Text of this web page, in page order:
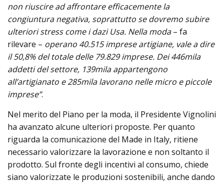
non riuscire ad affrontare efficacemente la
congiuntura negativa, soprattutto se dovremo subire
ulteriori stress come i dazi Usa. Nella moda– fa
rilevare – operano 40.515 imprese artigiane, vale a dire
il 50,8% del totale delle 79.829 imprese. Dei 446mila
addetti del settore, 139mila appartengono
all’artigianato e 285mila lavorano nelle micro e piccole
imprese”.
Nel merito del Piano per la moda, il Presidente Vignolini
ha avanzato alcune ulteriori proposte. Per quanto
riguarda la comunicazione del Made in Italy, ritiene
necessario valorizzare la lavorazione e non soltanto il
prodotto. Sul fronte degli incentivi al consumo, chiede
siano valorizzate le produzioni sostenibili, anche dando